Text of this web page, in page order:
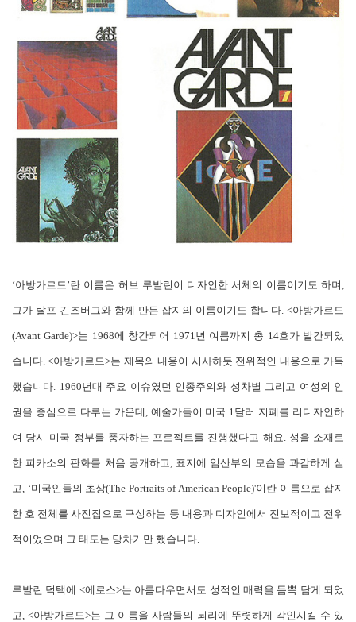
‘아방가르드’란 이름은 허브 루발린이 디자인한 서체의 이름이기도 하며,
그가 랄프 긴즈버그와 함께 만든 잡지의 이름이기도 합니다. <아방가르드
(Avant Garde)>는 1968에 창간되어 1971년 여름까지 총 14호가 발간되었
습니다. <아방가르드>는 제목의 내용이 시사하듯 전위적인 내용으로 가득
했습니다. 1960년대 주요 이슈였던 인종주의와 성차별 그리고 여성의 인
권을 중심으로 다루는 가운데, 예술가들이 미국 1달러 지폐를 리디자인하
여 당시 미국 정부를 풍자하는 프로젝트를 진행했다고 해요. 성을 소재로
한 피카소의 판화를 처음 공개하고, 표지에 임산부의 모습을 과감하게 싣
고, ‘미국인들의 초상(The Portraits of American People)'이란 이름으로 잡지
한 호 전체를 사진집으로 구성하는 등 내용과 디자인에서 진보적이고 전위
적이었으며 그 태도는 당차기만 했습니다.
루발린 덕택에 <에로스>는 아름다우면서도 성적인 매력을 듬뿍 담게 되었
고, <아방가르드>는 그 이름을 사람들의 뇌리에 뚜렷하게 각인시킬 수 있